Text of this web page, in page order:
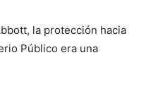
la protección hacia
Público era una